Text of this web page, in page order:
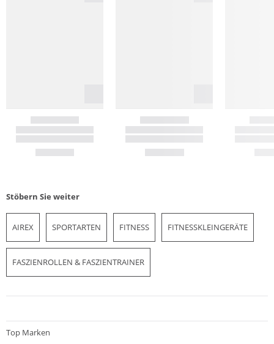
Stöbern Sie weiter
AIREX SPORTARTEN FITNESS FITNESSKLEINGERÄTE
FASZIENROLLEN & FASZIENTRAINER
Top Marken